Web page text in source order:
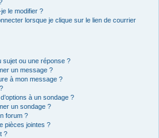
le modifier ?
lorsque je clique sur le lien de courrier
sujet ou une réponse ?
un message ?
à mon message ?
à un sondage ?
un sondage ?
forum ?
pièces jointes ?
?